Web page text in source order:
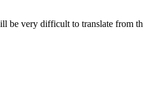
be very difficult to translate from